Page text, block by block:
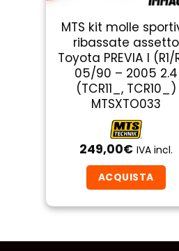
MTS kit molle
ribassate assetto
Toyota PREVIA I (R1/
05/90 – 2005 2.4
(TCR11_, TCR10_)
MTSXTO033
249,00€ IVA incl.
ACQUISTA